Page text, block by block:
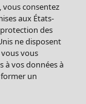
consentez
aux États-
protection des
ne disposent
vous vous
à vos données à
un